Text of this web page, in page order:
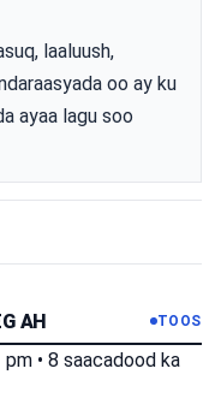
laaluush,
oo ay ku
ayaa lagu soo
AH TOOS
pm • 8 saacadood ka